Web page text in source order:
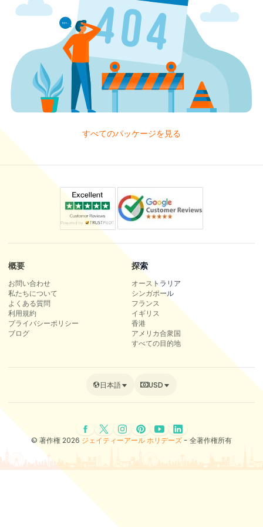
すべてのパッケージを見る
概要
お問い合わせ
私たちについて
よくある質問
利用規約
プライバシーポリシー
ブログ
探索
オーストラリア
シンガポール
フランス
イギリス
香港
アメリカ合衆国
すべての目的地
日本語 USD
© 著作権 2026 ジェイティーアール ホリデーズ- 全著作権所有